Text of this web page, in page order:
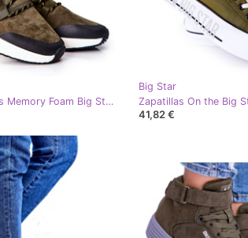
Zapatos Deportivos Memory Foam Big Star II274308 Khaki negro caqui
Big Star
41,82 €